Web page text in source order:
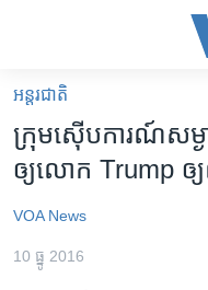
គេហទំព័រ​
ទាក់ទង
រំលង​
និង​
ទំព័រ​
អន្តរជាតិ
ហេឡូវីអូអេ
អន្តរជាតិ
ក្រុម​ស៊ើបការណ៍​សម្
ឲ្យ​លោក Trump ឲ្យ​
VOA News
10 ធ្នូ 2016